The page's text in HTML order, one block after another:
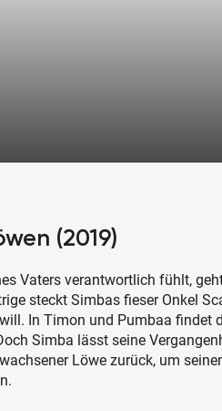
(2019)
Vaters verantwortlich fühlt,
steckt Simbas fieser Onkel
In Timon und Pumbaa findet
Simba lässt seine
Löwe zurück, um